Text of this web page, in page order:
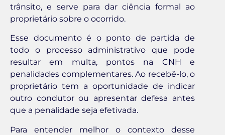
trânsito, e serve para dar ciência formal ao
proprietário sobre o ocorrido.
Esse documento é o ponto de partida de
todo o processo administrativo que pode
resultar em multa, pontos na CNH e
penalidades complementares. Ao recebê-lo, o
proprietário tem a oportunidade de indicar
outro condutor ou apresentar defesa antes
que a penalidade seja efetivada.
Para entender melhor o contexto desse